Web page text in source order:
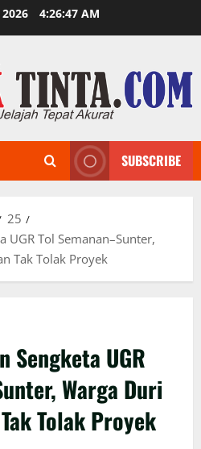
4:26:49 AM
SUBSCRIBE
25
UGR Tol Semanan–Sunter,
Tak Tolak Proyek
Sengketa UGR
Warga Duri
Tolak Proyek